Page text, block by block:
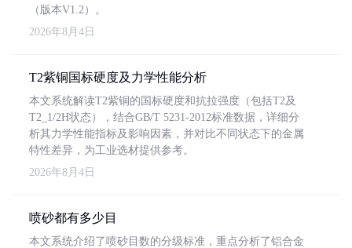
（版本V1.2）。
2026年8月4日
T2紫铜国标硬度及力学性能分析
本文系统解读T2紫铜的国标硬度和抗拉强度（包括T2及
T2_1/2H状态），结合GB/T 5231-2012标准数据，详细分
析其力学性能指标及影响因素，并对比不同状态下的金属
特性差异，为工业选材提供参考。
2026年8月4日
喷砂都有多少目
本文系统介绍了喷砂目数的分级标准，重点分析了铝合金